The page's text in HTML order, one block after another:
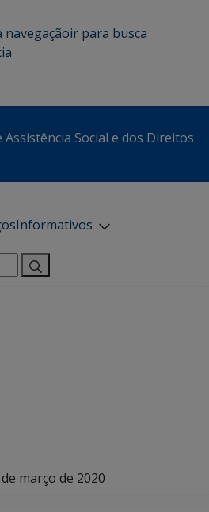
navegaçãoir para busca
Social e dos Direitos
Informativos
março de 2020